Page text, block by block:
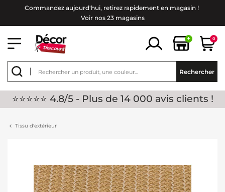
Commandez aujourd'hui, retirez rapidement en magasin !
Voir nos 23 magasins
+ 0
Rechercher
⭐⭐⭐⭐⭐ 4.8/5 - Plus de 14 000 avis clients !
Tissu d'extérieur